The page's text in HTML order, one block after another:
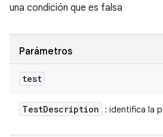
una condición que es falsa
Parámetros
test
TestDescription : identifica la